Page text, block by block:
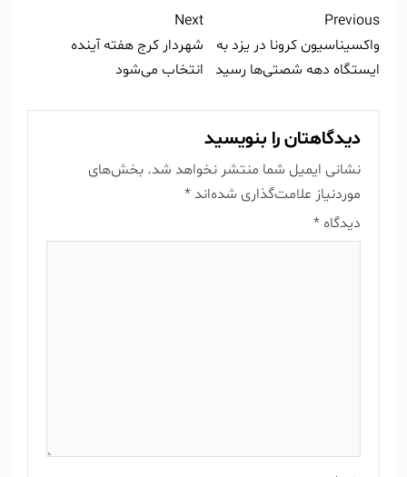
Previous
واکسیناسیون کرونا در یزد به
ایستگاه دهه شصتی‌ها رسید
Next
شهردار کرج هفته آینده
انتخاب می‌شود
دیدگاهتان را بنویسید
نشانی ایمیل شما منتشر نخواهد شد. بخش‌های
موردنیاز علامت‌گذاری شده‌اند *
دیدگاه *